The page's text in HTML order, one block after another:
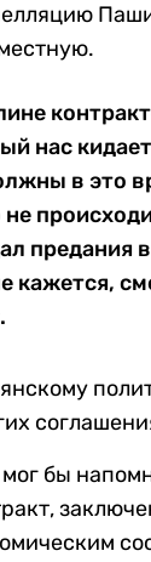
нас
в это
не
предания
кажется,
бы